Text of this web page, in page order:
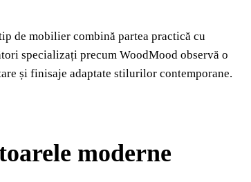
de mobilier combină partea practică cu
specializați precum WoodMood observă o
și finisaje adaptate stilurilor contemporane.
moderne